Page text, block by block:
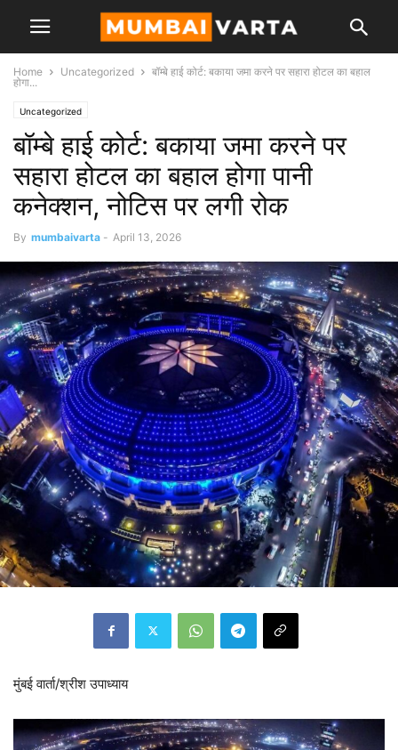
Home Uncategorized
बॉम्बे हाई कोर्ट: बकाया जमा करने पर सहारा होटल का बहाल
होगा...
Uncategorized
बॉम्बे हाई कोर्ट: बकाया जमा करने पर
सहारा होटल का बहाल होगा पानी
कनेक्शन, नोटिस पर लगी रोक
By mumbaivarta - April 13, 2026
मुंबई वार्ता/श्रीश उपाध्याय